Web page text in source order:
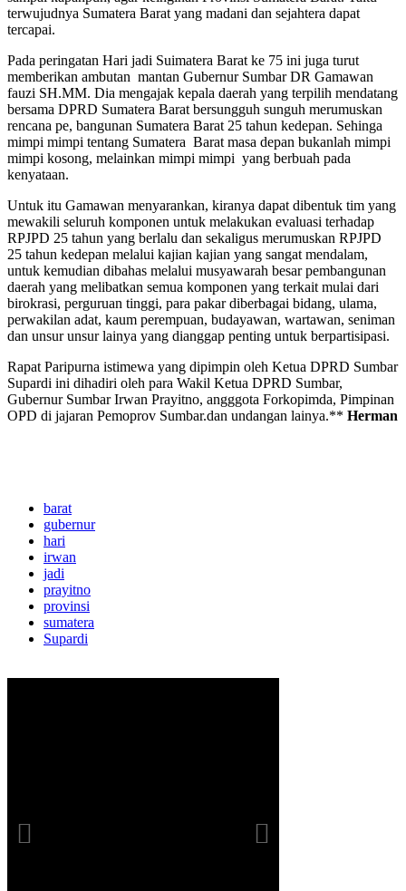
terwujudnya Sumatera Barat yang madani dan sejahtera dapat
tercapai.
Pada peringatan Hari jadi Suimatera Barat ke 75 ini juga turut
memberikan ambutan mantan Gubernur Sumbar DR Gamawan
fauzi SH.MM. Dia mengajak kepala daerah yang terpilih mendatang
bersama DPRD Sumatera Barat bersungguh sunguh merumuskan
rencana pe, bangunan Sumatera Barat 25 tahun kedepan. Sehinga
mimpi mimpi tentang Sumatera Barat masa depan bukanlah mimpi
mimpi kosong, melainkan mimpi mimpi yang berbuah pada
kenyataan.
Untuk itu Gamawan menyarankan, kiranya dapat dibentuk tim yang
mewakili seluruh komponen untuk melakukan evaluasi terhadap
RPJPD 25 tahun yang berlalu dan sekaligus merumuskan RPJPD
25 tahun kedepan melalui kajian kajian yang sangat mendalam,
untuk kemudian dibahas melalui musyawarah besar pembangunan
daerah yang melibatkan semua komponen yang terkait mulai dari
birokrasi, perguruan tinggi, para pakar diberbagai bidang, ulama,
perwakilan adat, kaum perempuan, budayawan, wartawan, seniman
dan unsur unsur lainya yang dianggap penting untuk berpartisipasi.
Rapat Paripurna istimewa yang dipimpin oleh Ketua DPRD Sumbar
Supardi ini dihadiri oleh para Wakil Ketua DPRD Sumbar,
Gubernur Sumbar Irwan Prayitno, angggota Forkopimda, Pimpinan
OPD di jajaran Pemoprov Sumbar.dan undangan lainya.** Herman
barat
gubernur
hari
irwan
jadi
prayitno
provinsi
sumatera
Supardi